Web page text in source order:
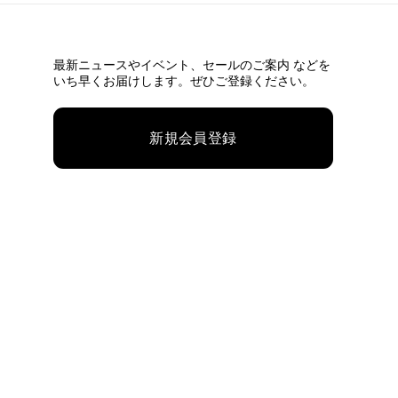
最新ニュースやイベント、 セールのご案内 などを
いち早くお届けします。ぜひご登録ください。
新規会員登録